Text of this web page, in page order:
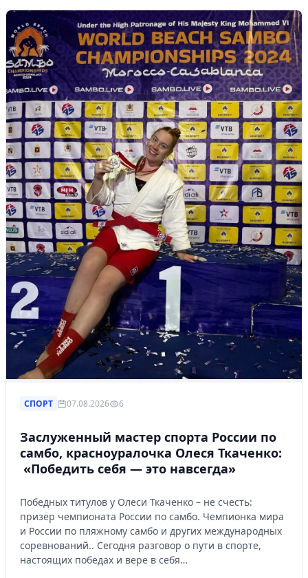
СПОРТ 07.08.2026 6
Заслуженный мастер спорта России по
самбо, красноуралочка Олеся Ткаченко:
«Победить себя — это навсегда»
Победных титулов у Олеси Ткаченко – не счесть:
призёр чемпионата России по самбо. Чемпионка мира
и России по пляжному самбо и других международных
соревнований.. Сегодня разговор о пути в спорте,
настоящих победах и вере в себя…